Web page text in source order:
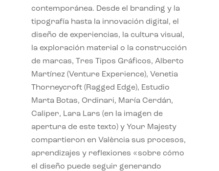
contemporánea. Desde el branding y la
tipografía hasta la innovación digital, el
diseño de experiencias, la cultura visual,
la exploración material o la construcción
de marcas, Tres Tipos Gráficos, Alberto
Martínez (Venture Experience), Venetia
Thorneycroft (Ragged Edge), Estudio
Marta Botas, Ordinari, María Cerdán,
Caliper, Lara Lars (en la imagen de
apertura de este texto) y Your Majesty
compartieron en València sus procesos,
aprendizajes y reflexiones «sobre cómo
el diseño puede seguir generando